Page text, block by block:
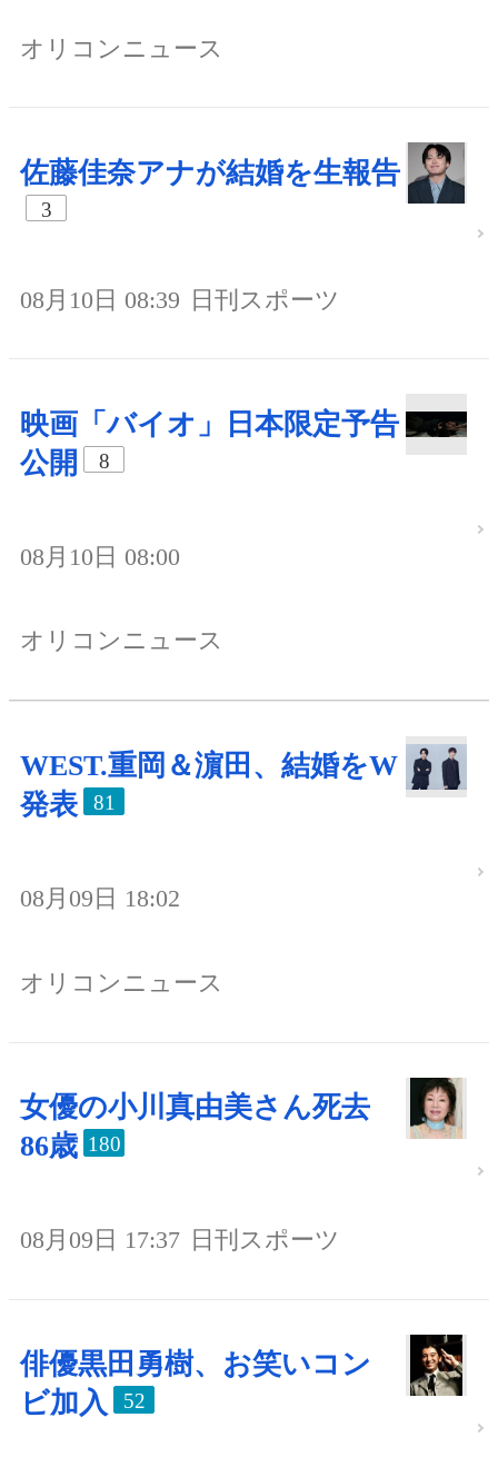
オリコンニュース
佐藤佳奈アナが結婚を生報告
3
08月10日 08:39 日刊スポーツ
映画「バイオ」日本限定予告
公開
8
08月10日 08:00
オリコンニュース
WEST.重岡＆濵田、結婚をW
発表
81
08月09日 18:02
オリコンニュース
女優の小川真由美さん死去
86歳 180
08月09日 17:37 日刊スポーツ
俳優黒田勇樹、お笑いコン
ビ加入
52